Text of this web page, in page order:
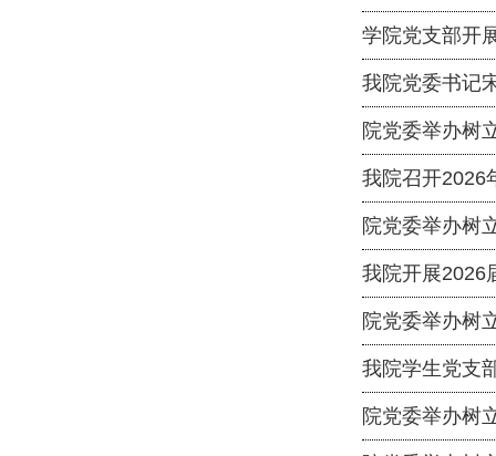
学院党支部开
我院党委书记
院党委举办树
我院召开2026
院党委举办树
我院开展2026
院党委举办树
我院学生党支
院党委举办树